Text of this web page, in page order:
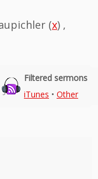
(x) ,
Filtered sermons
iTunes • Other